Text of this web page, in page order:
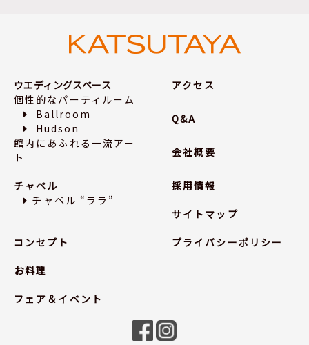
ウエディングスペース
個性的なパーティルーム
Ballroom
Hudson
館内にあふれる一流アー
ト
チャペル
チャペル “ララ”
コンセプト
お料理
フェア＆イベント
アクセス
Q&A
会社概要
採用情報
サイトマップ
プライバシーポリシー